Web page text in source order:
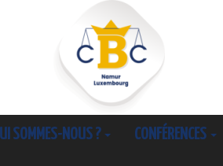
SOMMES-NOUS ? CONFÉRENCES